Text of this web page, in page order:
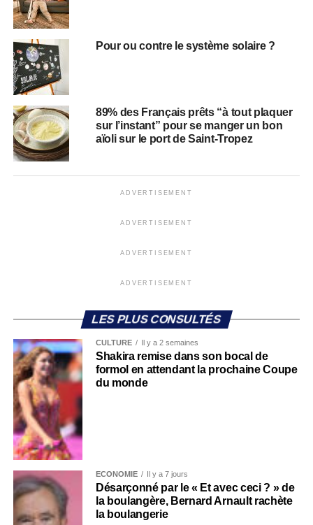
Pour ou contre le système solaire ?
89% des Français prêts “à tout plaquer
sur l’instant” pour se manger un bon
aïoli sur le port de Saint-Tropez
ADVERTISEMENT
ADVERTISEMENT
ADVERTISEMENT
ADVERTISEMENT
LES PLUS CONSULTÉS
CULTURE Il y a 2 semaines
Shakira remise dans son bocal de
formol en attendant la prochaine Coupe
du monde
ECONOMIE Il y a 7 jours
Désarçonné par le « Et avec ceci ? » de
la boulangère, Bernard Arnault rachète
la boulangerie